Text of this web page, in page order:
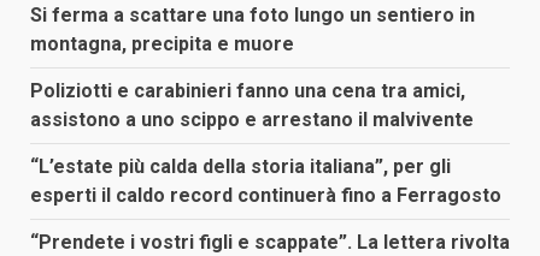
Si ferma a scattare una foto lungo un sentiero in
montagna, precipita e muore
Poliziotti e carabinieri fanno una cena tra amici,
assistono a uno scippo e arrestano il malvivente
“L’estate più calda della storia italiana”, per gli
esperti il caldo record continuerà fino a Ferragosto
“Prendete i vostri figli e scappate”. La lettera rivolta